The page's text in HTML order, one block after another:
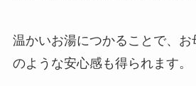
温かいお湯につかることで、お
のような安心感も得られます。